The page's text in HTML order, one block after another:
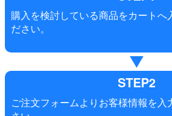
購入を検討している商品をカートへ
ださい。
STEP2
ご注文フォームよりお客様情報を入